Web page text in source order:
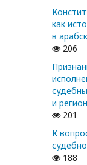
как
в
206
и
201
К
188